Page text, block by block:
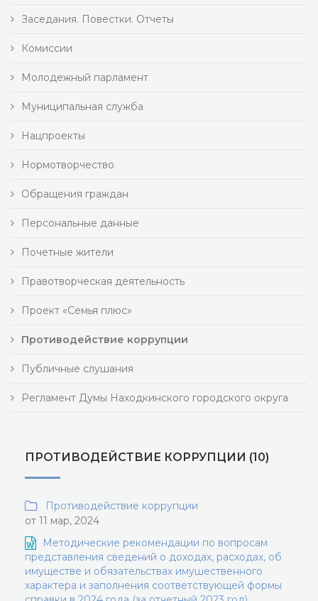
Заседания. Повестки. Отчеты
Комиссии
Молодежный парламент
Муниципальная служба
Нацпроекты
Нормотворчество
Обращения граждан
Персональные данные
Почетные жители
Правотворческая деятельность
Проект «Семья плюс»
Противодействие коррупции
Публичные слушания
Регламент Думы Находкинского городского округа
ПРОТИВОДЕЙСТВИЕ КОРРУПЦИИ (10)
Противодействие коррупции
от 11 мар, 2024
Методические рекомендации по вопросам
представления сведений о доходах, расходах, об
имуществе и обязательствах имушественного
характера и заполнения соответствующей формы